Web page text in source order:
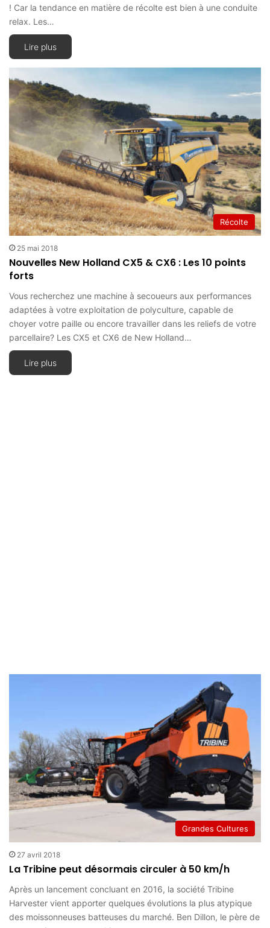
! Car la tendance en matière de récolte est bien à une conduite
relax. Les…
Lire plus
Récolte
25 mai 2018
Nouvelles New Holland CX5 & CX6 : Les 10 points
forts
Vous recherchez une machine à secoueurs aux performances
adaptées à votre exploitation de polyculture, capable de
choyer votre paille ou encore travailler dans les reliefs de votre
parcellaire? Les CX5 et CX6 de New Holland…
Lire plus
Grandes Cultures
27 avril 2018
La Tribine peut désormais circuler à 50 km/h
Après un lancement concluant en 2016, la société Tribine
Harvester vient apporter quelques évolutions la plus atypique
des moissonneuses batteuses du marché. Ben Dillon, le père de